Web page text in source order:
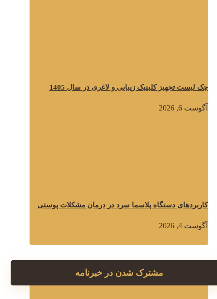
چک لیست تجهیز کلینیک زیبایی و لاغری در سال 1405
آگوست 6, 2026
کاربردهای دستگاه پلاسما سرد در درمان مشکلات پوستی
آگوست 4, 2026
مشترک شدن در خبرنامه